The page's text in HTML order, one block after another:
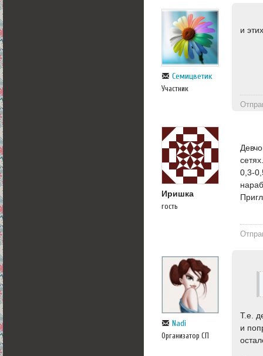
Семицветик
Участник
и
Иришка
гость
0,3-
Nadi
Организатор СП
Т.е.
и